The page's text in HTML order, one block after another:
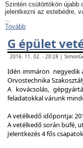
Szintén csütörtökön újabb
jelentkezni az estebédre,
...
Tovább
G épület
2016. 11. 02. - 20:28 |
Idén immáron negyedik
Orvostechnika
A kovácsolás,
feladatokkal várunk
A vetélkedő időpontja:
A vetélkedő során büfé,
Jelentkezés 4 fős